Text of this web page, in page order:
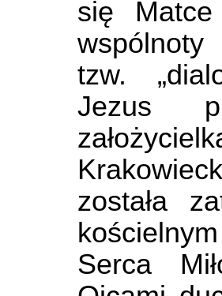
się Matce
tzw.
Jezus
została
Serca